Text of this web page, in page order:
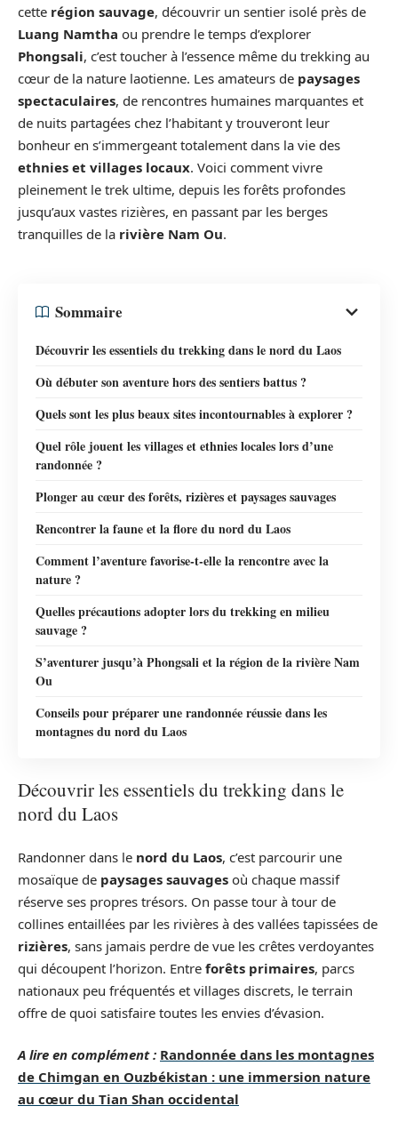
cette région sauvage, découvrir un sentier isolé près de
Luang Namtha ou prendre le temps d’explorer
Phongsali, c’est toucher à l’essence même du trekking au
cœur de la nature laotienne. Les amateurs de paysages
spectaculaires, de rencontres humaines marquantes et
de nuits partagées chez l’habitant y trouveront leur
bonheur en s’immergeant totalement dans la vie des
ethnies et villages locaux. Voici comment vivre
pleinement le trek ultime, depuis les forêts profondes
jusqu’aux vastes rizières, en passant par les berges
tranquilles de la rivière Nam Ou.
Sommaire
Découvrir les essentiels du trekking dans le nord du Laos
Où débuter son aventure hors des sentiers battus ?
Quels sont les plus beaux sites incontournables à explorer ?
Quel rôle jouent les villages et ethnies locales lors d’une
randonnée ?
Plonger au cœur des forêts, rizières et paysages sauvages
Rencontrer la faune et la flore du nord du Laos
Comment l’aventure favorise-t-elle la rencontre avec la
nature ?
Quelles précautions adopter lors du trekking en milieu
sauvage ?
S’aventurer jusqu’à Phongsali et la région de la rivière Nam
Ou
Conseils pour préparer une randonnée réussie dans les
montagnes du nord du Laos
Découvrir les essentiels du trekking dans le
nord du Laos
Randonner dans le nord du Laos, c’est parcourir une
mosaïque de paysages sauvages où chaque massif
réserve ses propres trésors. On passe tour à tour de
collines entaillées par les rivières à des vallées tapissées de
rizières, sans jamais perdre de vue les crêtes verdoyantes
qui découpent l’horizon. Entre forêts primaires, parcs
nationaux peu fréquentés et villages discrets, le terrain
offre de quoi satisfaire toutes les envies d’évasion.
A lire en complément : Randonnée dans les montagnes
de Chimgan en Ouzbékistan : une immersion nature
au cœur du Tian Shan occidental